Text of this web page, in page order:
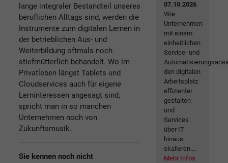
lange integraler Bestandteil unseres
beruflichen Alltags sind, werden die
Instrumente zum digitalen Lernen in
der betrieblichen Aus- und
Weiterbildung oftmals noch
stiefmütterlich behandelt. Wo im
Privatleben längst Tablets und
Cloudservices auch für eigene
Lerninteressen angesagt sind,
spricht man in so manchen
Unternehmen noch von
Zukunftsmusik.
Sie kennen noch nicht
07.10.2026
Wie
Unternehmen
mit einem
einheitlichen
Service- und
den digitalen
Arbeitsplatz
effizienter
gestalten
und
Services
über IT
hinaus
skalieren....
Mehr Infos